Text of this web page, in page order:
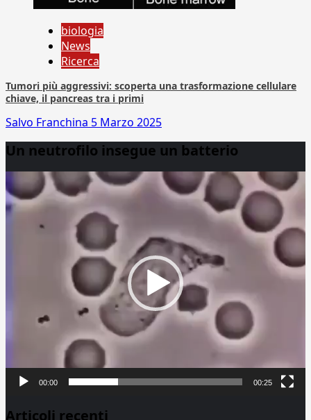
biologia
News
Ricerca
Tumori più aggressivi: scoperta una trasformazione cellulare
chiave, il pancreas tra i primi
Salvo Franchina 5 Marzo 2025
Un neutrofilo insegue un batterio
Player
00:00 00:25
Articoli recenti